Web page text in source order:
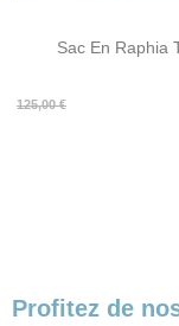
Sac En Raphia
125,00 €
Prix
Prix
Profitez de